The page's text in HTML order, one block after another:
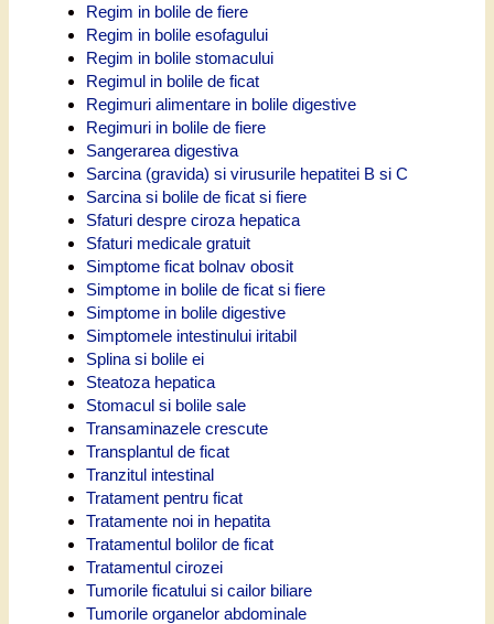
Regim in bolile de fiere
Regim in bolile esofagului
Regim in bolile stomacului
Regimul in bolile de ficat
Regimuri alimentare in bolile digestive
Regimuri in bolile de fiere
Sangerarea digestiva
Sarcina (gravida) si virusurile hepatitei B si C
Sarcina si bolile de ficat si fiere
Sfaturi despre ciroza hepatica
Sfaturi medicale gratuit
Simptome ficat bolnav obosit
Simptome in bolile de ficat si fiere
Simptome in bolile digestive
Simptomele intestinului iritabil
Splina si bolile ei
Steatoza hepatica
Stomacul si bolile sale
Transaminazele crescute
Transplantul de ficat
Tranzitul intestinal
Tratament pentru ficat
Tratamente noi in hepatita
Tratamentul bolilor de ficat
Tratamentul cirozei
Tumorile ficatului si cailor biliare
Tumorile organelor abdominale